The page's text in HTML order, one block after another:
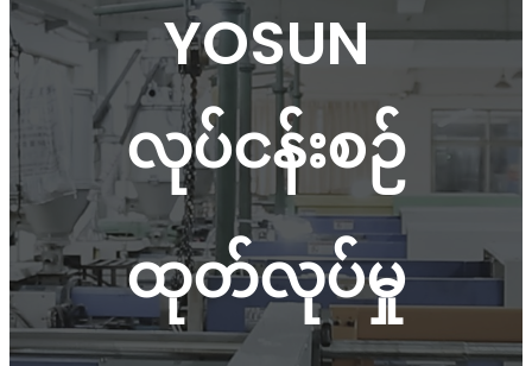
YOSUN
လုပ်ငန်းစဉ်
ထုတ်လုပ်မှု